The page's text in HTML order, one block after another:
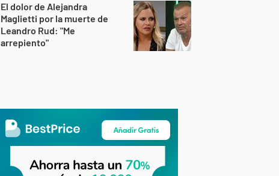
El dolor de Alejandra
Maglietti por la muerte de
Leandro Rud: "Me
arrepiento"